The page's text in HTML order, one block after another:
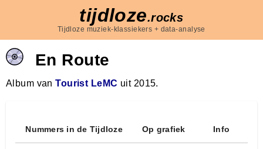
tijdloze.rocks
Tijdloze muziek-klassiekers + data-analyse
En Route
Album vanTourist LeMC uit 2015.
Nummers in de Tijdloze Op grafiek Info